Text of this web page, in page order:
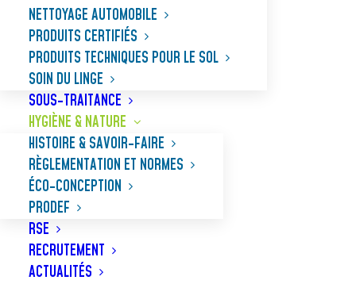
NETTOYAGE AUTOMOBILE
PRODUITS CERTIFIÉS
PRODUITS TECHNIQUES POUR LE SOL
SOIN DU LINGE
SOUS-TRAITANCE
HYGIÈNE & NATURE
HISTOIRE & SAVOIR-FAIRE
RÈGLEMENTATION ET NORMES
ÉCO-CONCEPTION
PRODEF
RSE
RECRUTEMENT
ACTUALITÉS
Accueil Règlementation et normes
CONFORMITÉ AUX NORMES
ET RÈGLEMENTATIONS
HYGIÈNE & NATURE est dévoué au respect
scrupuleux des réglementations concernant les
produits détergents, biocides et cosmétiques. Ces
normes sont cruciales à chaque étape du cycle de
vie de nos produits.